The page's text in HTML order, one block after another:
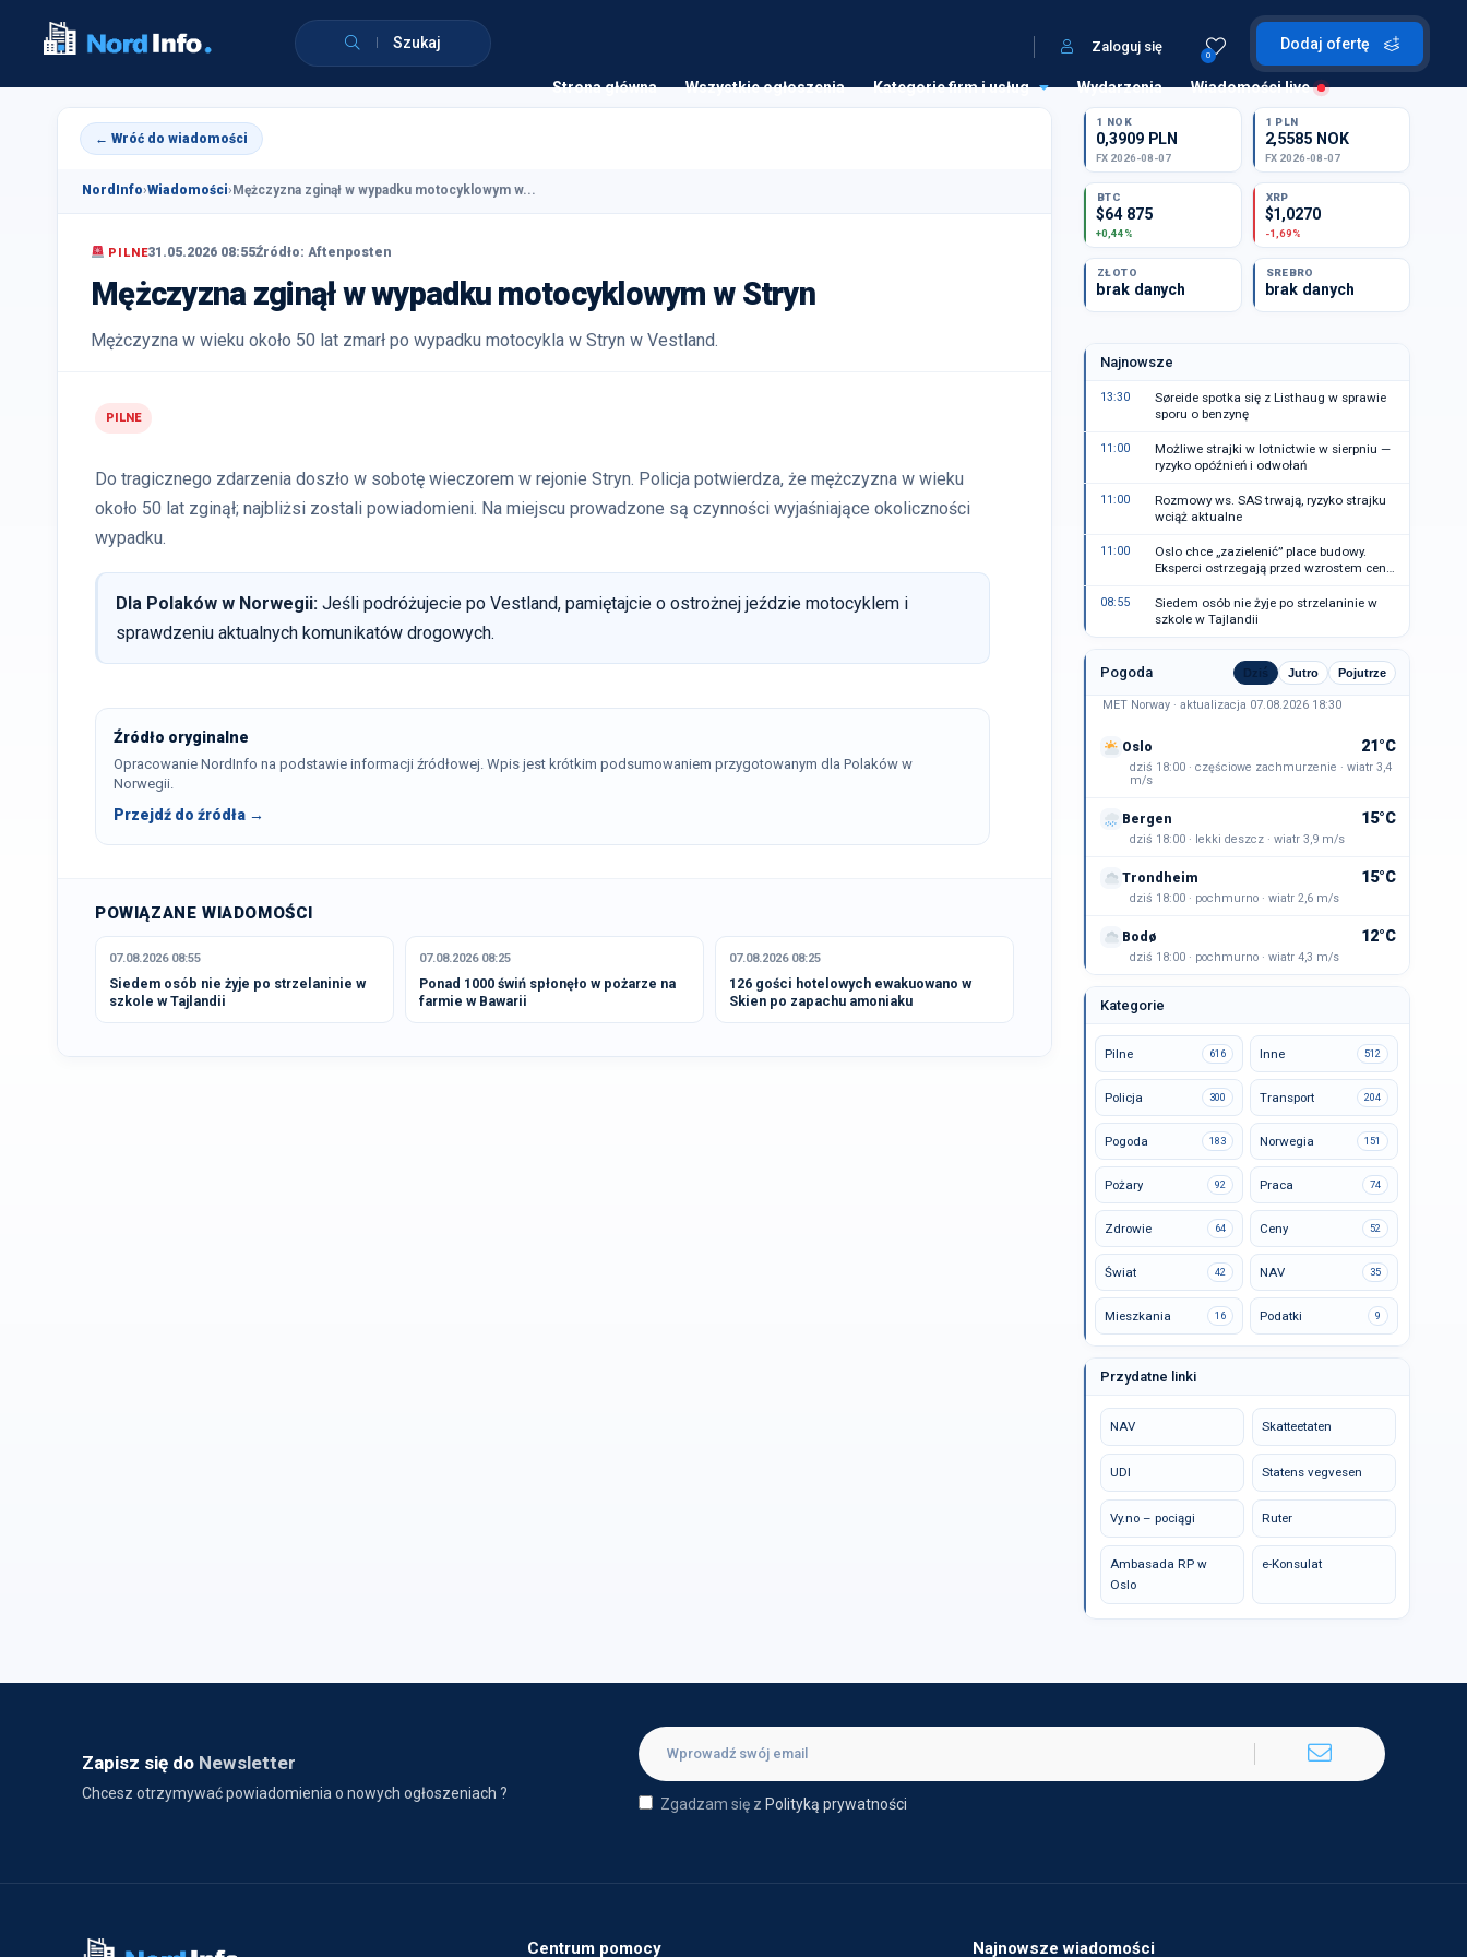
Szukaj Dodaj ofertę
0
Zaloguj się
Strona główna Wszystkie ogłoszenia Kategorie firm i usług Wydarzenia Wiadomości live
← Wróć do wiadomości
NordInfo›Wiadomości› Mężczyzna zginął w wypadku motocyklowym w...
PILNE31.05.2026 08:55Źródło: Aftenposten
Mężczyzna zginął w wypadku motocyklowym w Stryn
Mężczyzna w wieku około 50 lat zmarł po wypadku motocykla w Stryn w Vestland.
PILNE
Do tragicznego zdarzenia doszło w sobotę wieczorem w rejonie Stryn. Policja potwierdza, że mężczyzna w wieku
około 50 lat zginął; najbliżsi zostali powiadomieni. Na miejscu prowadzone są czynności wyjaśniające okoliczności
wypadku.
Dla Polaków w Norwegii: Jeśli podróżujecie po Vestland, pamiętajcie o ostrożnej jeździe motocyklem i
sprawdzeniu aktualnych komunikatów drogowych.
Źródło oryginalne
Opracowanie NordInfo na podstawie informacji źródłowej. Wpis jest krótkim podsumowaniem przygotowanym dla Polaków w
Norwegii.
Przejdź do źródła →
POWIĄZANE WIADOMOŚCI
07.08.2026 08:55
Siedem osób nie żyje po strzelaninie w
szkole w Tajlandii
07.08.2026 08:25
Ponad 1000 świń spłonęło w pożarze na
farmie w Bawarii
07.08.2026 08:25
126 gości hotelowych ewakuowano w
Skien po zapachu amoniaku
1 NOK
0,3909 PLN
FX 2026-08-07
1 PLN
2,5585 NOK
FX 2026-08-07
BTC
$64 875
+0,44%
XRP
$1,0270
-1,69%
ZŁOTO
brak danych
SREBRO
brak danych
Najnowsze
13:30
Søreide spotka się z Listhaug w sprawie
sporu o benzynę
11:00
Możliwe strajki w lotnictwie w sierpniu —
ryzyko opóźnień i odwołań
11:00
Rozmowy ws. SAS trwają, ryzyko strajku
wciąż aktualne
11:00
Oslo chce „zazielenić” place budowy.
Eksperci ostrzegają przed wzrostem cen
08:55
Siedem osób nie żyje po strzelaninie w
szkole w Tajlandii
Pogoda Dziś Jutro Pojutrze
MET Norway · aktualizacja 07.08.2026 18:30
Oslo 21°C
dziś 18:00 · częściowe zachmurzenie · wiatr 3,4
m/s
Bergen 15°C
dziś 18:00 · lekki deszcz · wiatr 3,9 m/s
Trondheim 15°C
dziś 18:00 · pochmurno · wiatr 2,6 m/s
Bodø 12°C
dziś 18:00 · pochmurno · wiatr 4,3 m/s
Kategorie
Pilne 616 Inne 512
Policja 300 Transport 204
Pogoda 183 Norwegia 151
Pożary 92 Praca 74
Zdrowie 64 Ceny 52
Świat 42 NAV 35
Mieszkania 16 Podatki 9
Przydatne linki
NAV Skatteetaten
UDI Statens vegvesen
Vy.no – pociągi Ruter
Ambasada RP w
Oslo
e-Konsulat
Zapisz się do Newsletter
Chcesz otrzymywać powiadomienia o nowych ogłoszeniach ?
Zgadzam się z Polityką prywatności
Centrum pomocy Najnowsze wiadomości